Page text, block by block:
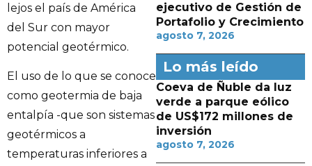
lejos el país de América
del Sur con mayor
potencial geotérmico.
El uso de lo que se conoce
como geotermia de baja
entalpía -que son sistemas
geotérmicos a
temperaturas inferiores a
ejecutivo de Gestión de
Portafolio y Crecimiento
agosto 7, 2026
Lo más leído
Coeva de Ñuble da luz
verde a parque eólico
de US$172 millones de
inversión
agosto 7, 2026